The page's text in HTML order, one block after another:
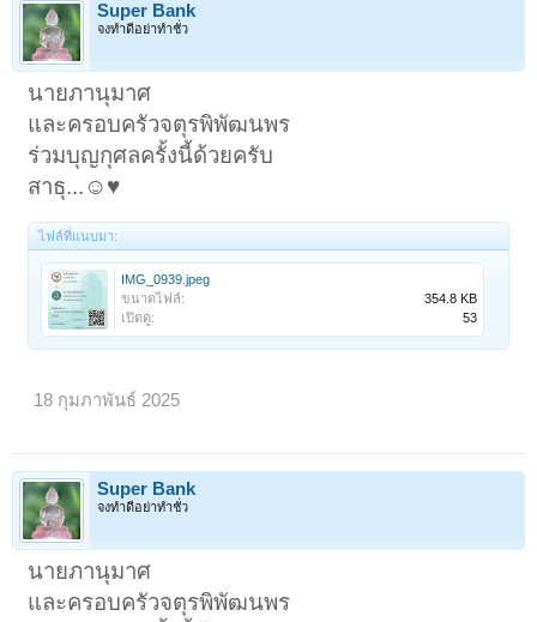
Super Bank
จงทำดีอย่าทำชั่ว
นายภานุมาศ
และครอบครัวจตุรพิพัฒนพร
ร่วมบุญกุศลครั้งนี้ด้วยครับ
สาธุ...☺️♥️
ไฟล์ที่แนบมา:
IMG_0939.jpeg
ขนาดไฟล์:
354.8 KB
เปิดดู:
53
18 กุมภาพันธ์ 2025
Super Bank
จงทำดีอย่าทำชั่ว
นายภานุมาศ
และครอบครัวจตุรพิพัฒนพร